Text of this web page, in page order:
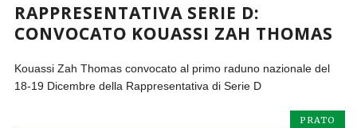
RAPPRESENTATIVA SERIE D:
CONVOCATO KOUASSI ZAH THOMAS
Kouassi Zah Thomas convocato al primo raduno nazionale del
18-19 Dicembre della Rappresentativa di Serie D
PRATO